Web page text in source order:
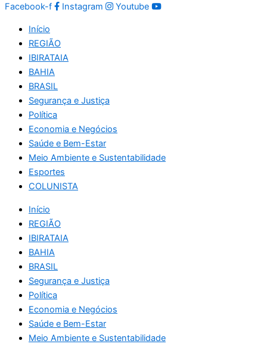
Facebook-f Instagram Youtube
Início
REGIÃO
IBIRATAIA
BAHIA
BRASIL
Segurança e Justiça
Política
Economia e Negócios
Saúde e Bem-Estar
Meio Ambiente e Sustentabilidade
Esportes
COLUNISTA
Início
REGIÃO
IBIRATAIA
BAHIA
BRASIL
Segurança e Justiça
Política
Economia e Negócios
Saúde e Bem-Estar
Meio Ambiente e Sustentabilidade